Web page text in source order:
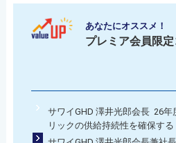
あなたにオススメ！
プレミア会員限
サワイGHD 澤井光郎会長 26
リックの供給持続性を確保する